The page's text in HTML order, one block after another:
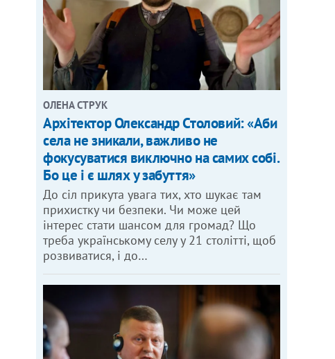
ОЛЕНА СТРУК
Архітектор Олександр Столовий: «Аби
села не зникали, важливо не
фокусуватися виключно на самих собі.
Бо це і є шлях у забуття»
До сіл прикута увага тих, хто шукає там
прихистку чи безпеки. Чи може цей
інтерес стати шансом для громад? Що
треба українському селу у 21 столітті, щоб
розвиватися, і до…